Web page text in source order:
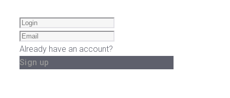
Already have an account?
Sign up